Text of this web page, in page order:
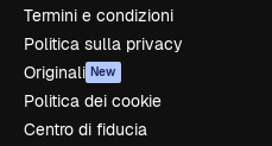
Termini e condizioni
Politica sulla privacy
Originali New
Politica dei cookie
Centro di fiducia